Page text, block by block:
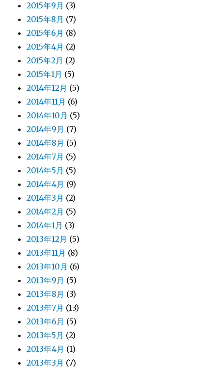
2015年9月 (3)
2015年8月 (7)
2015年6月 (8)
2015年4月 (2)
2015年2月 (2)
2015年1月 (5)
2014年12月 (5)
2014年11月 (6)
2014年10月 (5)
2014年9月 (7)
2014年8月 (5)
2014年7月 (5)
2014年5月 (5)
2014年4月 (9)
2014年3月 (2)
2014年2月 (5)
2014年1月 (3)
2013年12月 (5)
2013年11月 (8)
2013年10月 (6)
2013年9月 (5)
2013年8月 (3)
2013年7月 (13)
2013年6月 (5)
2013年5月 (2)
2013年4月 (1)
2013年3月 (7)